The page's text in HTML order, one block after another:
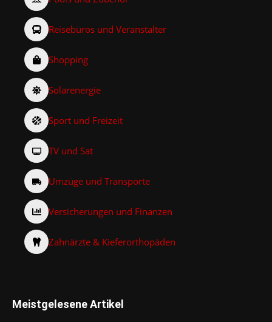
Reisebüros und Veranstalter
Shopping
Solarenergie
Sport und Freizeit
TV und Sat
Umzüge und Transporte
Versicherungen und Finanzen
Zahnärzte & Kieferorthopäden
Meistgelesene Artikel